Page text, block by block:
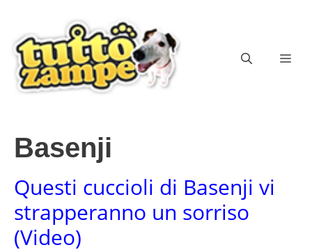
contenuto
Basenji
Questi cuccioli di Basenji vi
strapperanno un sorriso
(Video)